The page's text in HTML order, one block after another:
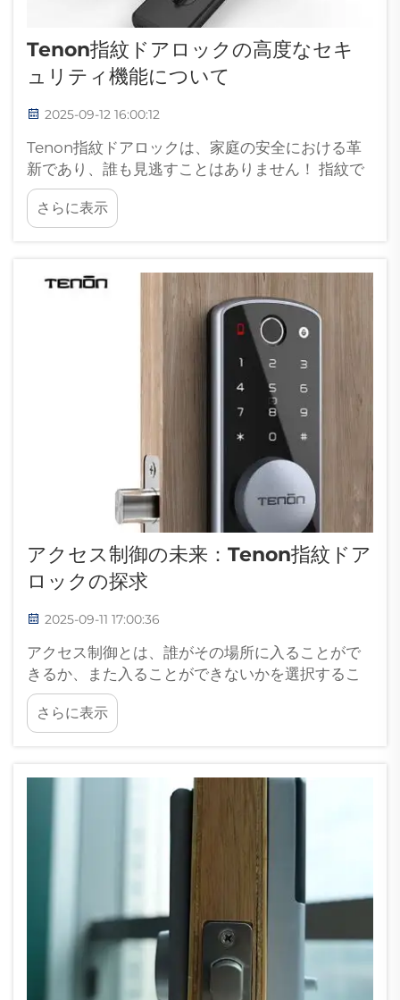
Tenon指紋ドアロックの高度なセキ
ュリティ機能について
2025-09-12 16:00:12
Tenon指紋ドアロックは、家庭の安全における革
新であり、誰も見逃すことはありません！ 指紋で
作動するため、ドアを解錠し、安心できるパーソ
ナライズされた保護を提供します。鍵が必要なロ
ックではなく、指紋で簡単に開錠できるため、鍵
さらに表示
アクセス制御の未来：Tenon指紋ドア
ロックの探求
2025-09-11 17:00:36
アクセス制御とは、誰がその場所に入ることがで
きるか、また入ることができないかを選択するこ
とによって、その場所を安全に保つ技術のことを
指します。BANG in and TEN out（バンイン・ア
ンド・テンアウト）：この指紋ドアロックは、親
ます。DEFINE89PUTEA The Tenon
Fingerprint Door Lock（テンオン・フィンガー
プリント・ドアロック）は...
さらに表示